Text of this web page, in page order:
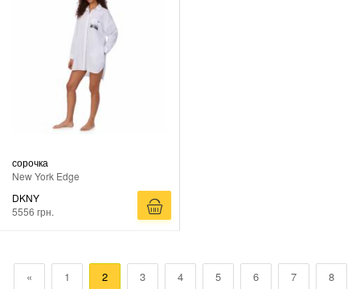
сорочка
New York Edge
DKNY
5556 грн.
« 1 2 3 4 5 6 7
8